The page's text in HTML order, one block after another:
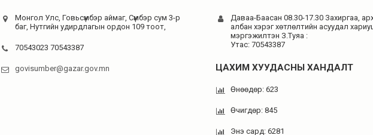
Монгол Улс, Говьсүмбэр аймаг, Сүмбэр сум 3-р
баг, Нутгийн удирдлагын ордон 109 тоот,
70543023 70543387
govisumber@gazar.gov.mn
Даваа-Баасан 08.30-17.30 Захиргаа,
албан хэрэг хөтлөлтийн асуудал
мэргэжилтэн З.Туяа :
Утас: 70543387
ЦАХИМ ХУУДАСНЫ ХАНДАЛТ
Өнөөдөр: 623
Өчигдөр: 845
Энэ сард: 6281